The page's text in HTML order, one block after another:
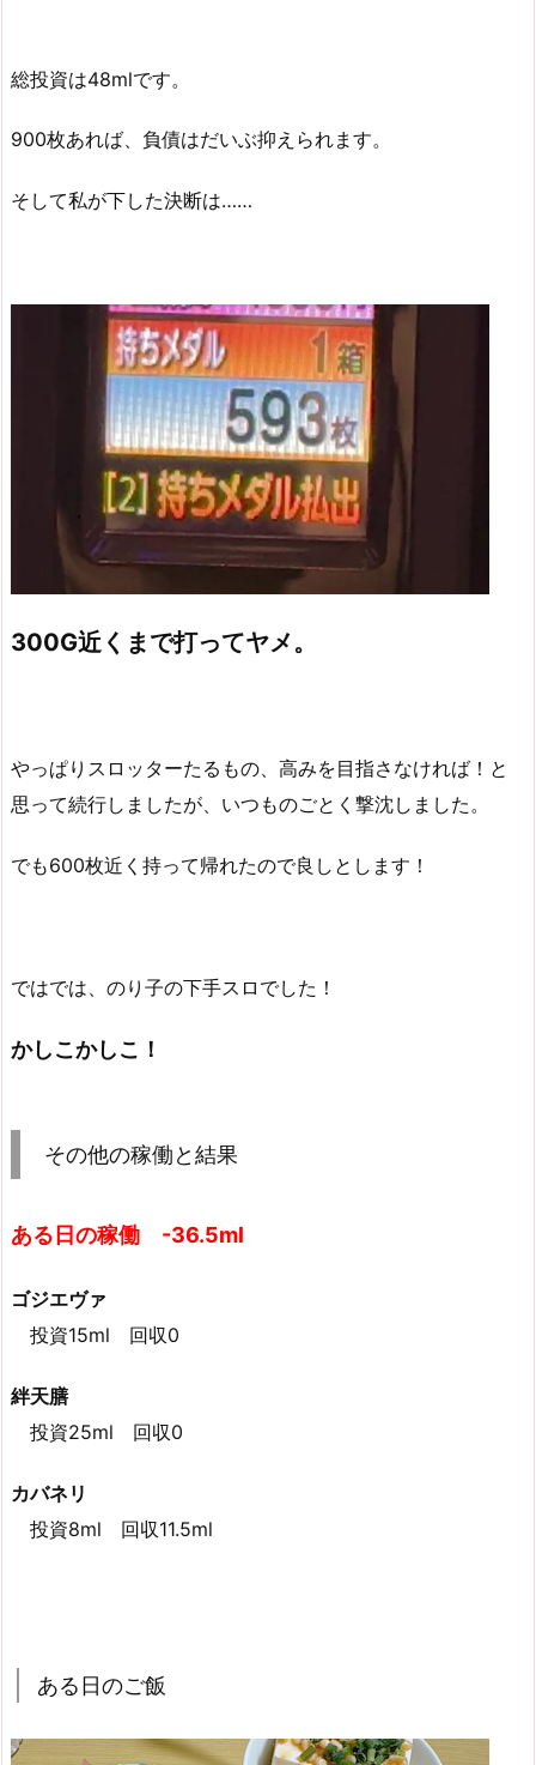
総投資は48mlです。
900枚あれば、負債はだいぶ抑えられます。
そして私が下した決断は……
300G近くまで打ってヤメ。
やっぱりスロッターたるもの、高みを目指さなければ！と
思って続行しましたが、いつものごとく撃沈しました。
でも600枚近く持って帰れたので良しとします！
ではでは、のり子の下手スロでした！
かしこかしこ！
その他の稼働と結果
ある日の稼働 -36.5ml
ゴジエヴァ
投資15ml 回収0
絆天膳
投資25ml 回収0
カバネリ
投資8ml 回収11.5ml
ある日のご飯